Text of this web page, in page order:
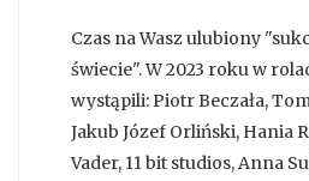
Czas na Wasz ulubiony
świecie". W 2023 roku w
wystąpili: Piotr Beczała,
Jakub Józef Orliński, Hania
Vader, 11 bit studios, Anna